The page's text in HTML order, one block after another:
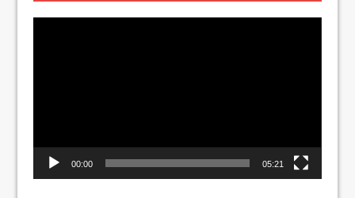
00:00 05:21